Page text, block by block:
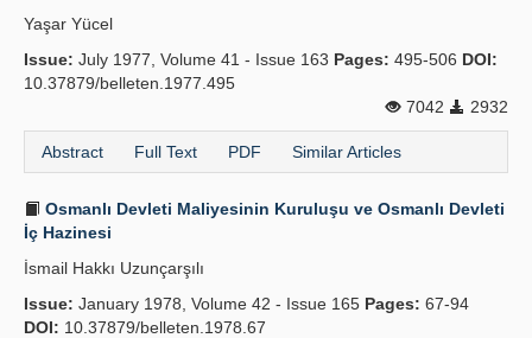
Yaşar Yücel
Issue: July 1977, Volume 41 - Issue 163 Pages: 495-506 DOI:
10.37879/belleten.1977.495
7042
2932
Abstract Full Text PDF Similar Articles
Osmanlı Devleti Maliyesinin Kuruluşu ve Osmanlı Devleti
İç Hazinesi
İsmail Hakkı Uzunçarşılı
Issue: January 1978, Volume 42 - Issue 165 Pages: 67-94
DOI: 10.37879/belleten.1978.67